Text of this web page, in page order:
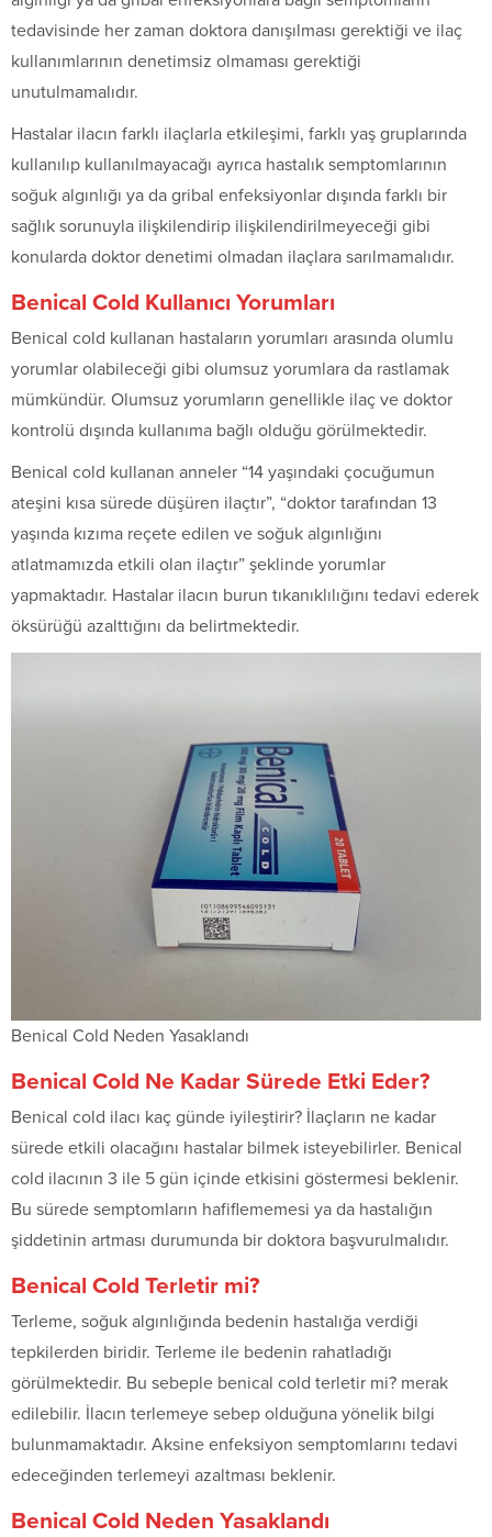
tedavisinde her zaman doktora danışılması gerektiği ve ilaç
kullanımlarının denetimsiz olmaması gerektiği
unutulmamalıdır.
Hastalar ilacın farklı ilaçlarla etkileşimi, farklı yaş gruplarında
kullanılıp kullanılmayacağı ayrıca hastalık semptomlarının
soğuk algınlığı ya da gribal enfeksiyonlar dışında farklı bir
sağlık sorunuyla ilişkilendirip ilişkilendirilmeyeceği gibi
konularda doktor denetimi olmadan ilaçlara sarılmamalıdır.
Benical Cold Kullanıcı Yorumları
Benical cold kullanan hastaların yorumları arasında olumlu
yorumlar olabileceği gibi olumsuz yorumlara da rastlamak
mümkündür. Olumsuz yorumların genellikle ilaç ve doktor
kontrolü dışında kullanıma bağlı olduğu görülmektedir.
Benical cold kullanan anneler “14 yaşındaki çocuğumun
ateşini kısa sürede düşüren ilaçtır”, “doktor tarafından 13
yaşında kızıma reçete edilen ve soğuk algınlığını
atlatmamızda etkili olan ilaçtır” şeklinde yorumlar
yapmaktadır. Hastalar ilacın burun tıkanıklılığını tedavi ederek
öksürüğü azalttığını da belirtmektedir.
Benical Cold Neden Yasaklandı
Benical Cold Ne Kadar Sürede Etki Eder?
Benical cold ilacı kaç günde iyileştirir? İlaçların ne kadar
sürede etkili olacağını hastalar bilmek isteyebilirler. Benical
cold ilacının 3 ile 5 gün içinde etkisini göstermesi beklenir.
Bu sürede semptomların hafiflememesi ya da hastalığın
şiddetinin artması durumunda bir doktora başvurulmalıdır.
Benical Cold Terletir mi?
Terleme, soğuk algınlığında bedenin hastalığa verdiği
tepkilerden biridir. Terleme ile bedenin rahatladığı
görülmektedir. Bu sebeple benical cold terletir mi? merak
edilebilir. İlacın terlemeye sebep olduğuna yönelik bilgi
bulunmamaktadır. Aksine enfeksiyon semptomlarını tedavi
edeceğinden terlemeyi azaltması beklenir.
Benical Cold Neden Yasaklandı